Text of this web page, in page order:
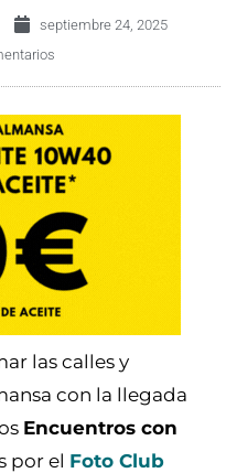
septiembre 24, 2025
las calles y
con la llegada
Encuentros con
por el Foto Club